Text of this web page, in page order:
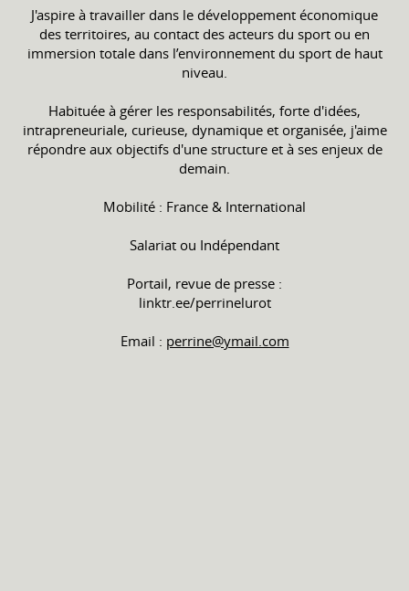
J'aspire à travailler dans le développement économique
des territoires, au contact des acteurs du sport ou en
immersion totale dans l’environnement du sport de haut
niveau.
Habituée à gérer les responsabilités, forte d'idées,
intrapreneuriale, curieuse, dynamique et organisée, j'aime
répondre aux objectifs d'une structure et à ses enjeux de
demain.
Mobilité : France & International
Salariat ou Indépendant
Portail, revue de presse :
linktr.ee/perrinelurot
Email : perrine@ymail.com